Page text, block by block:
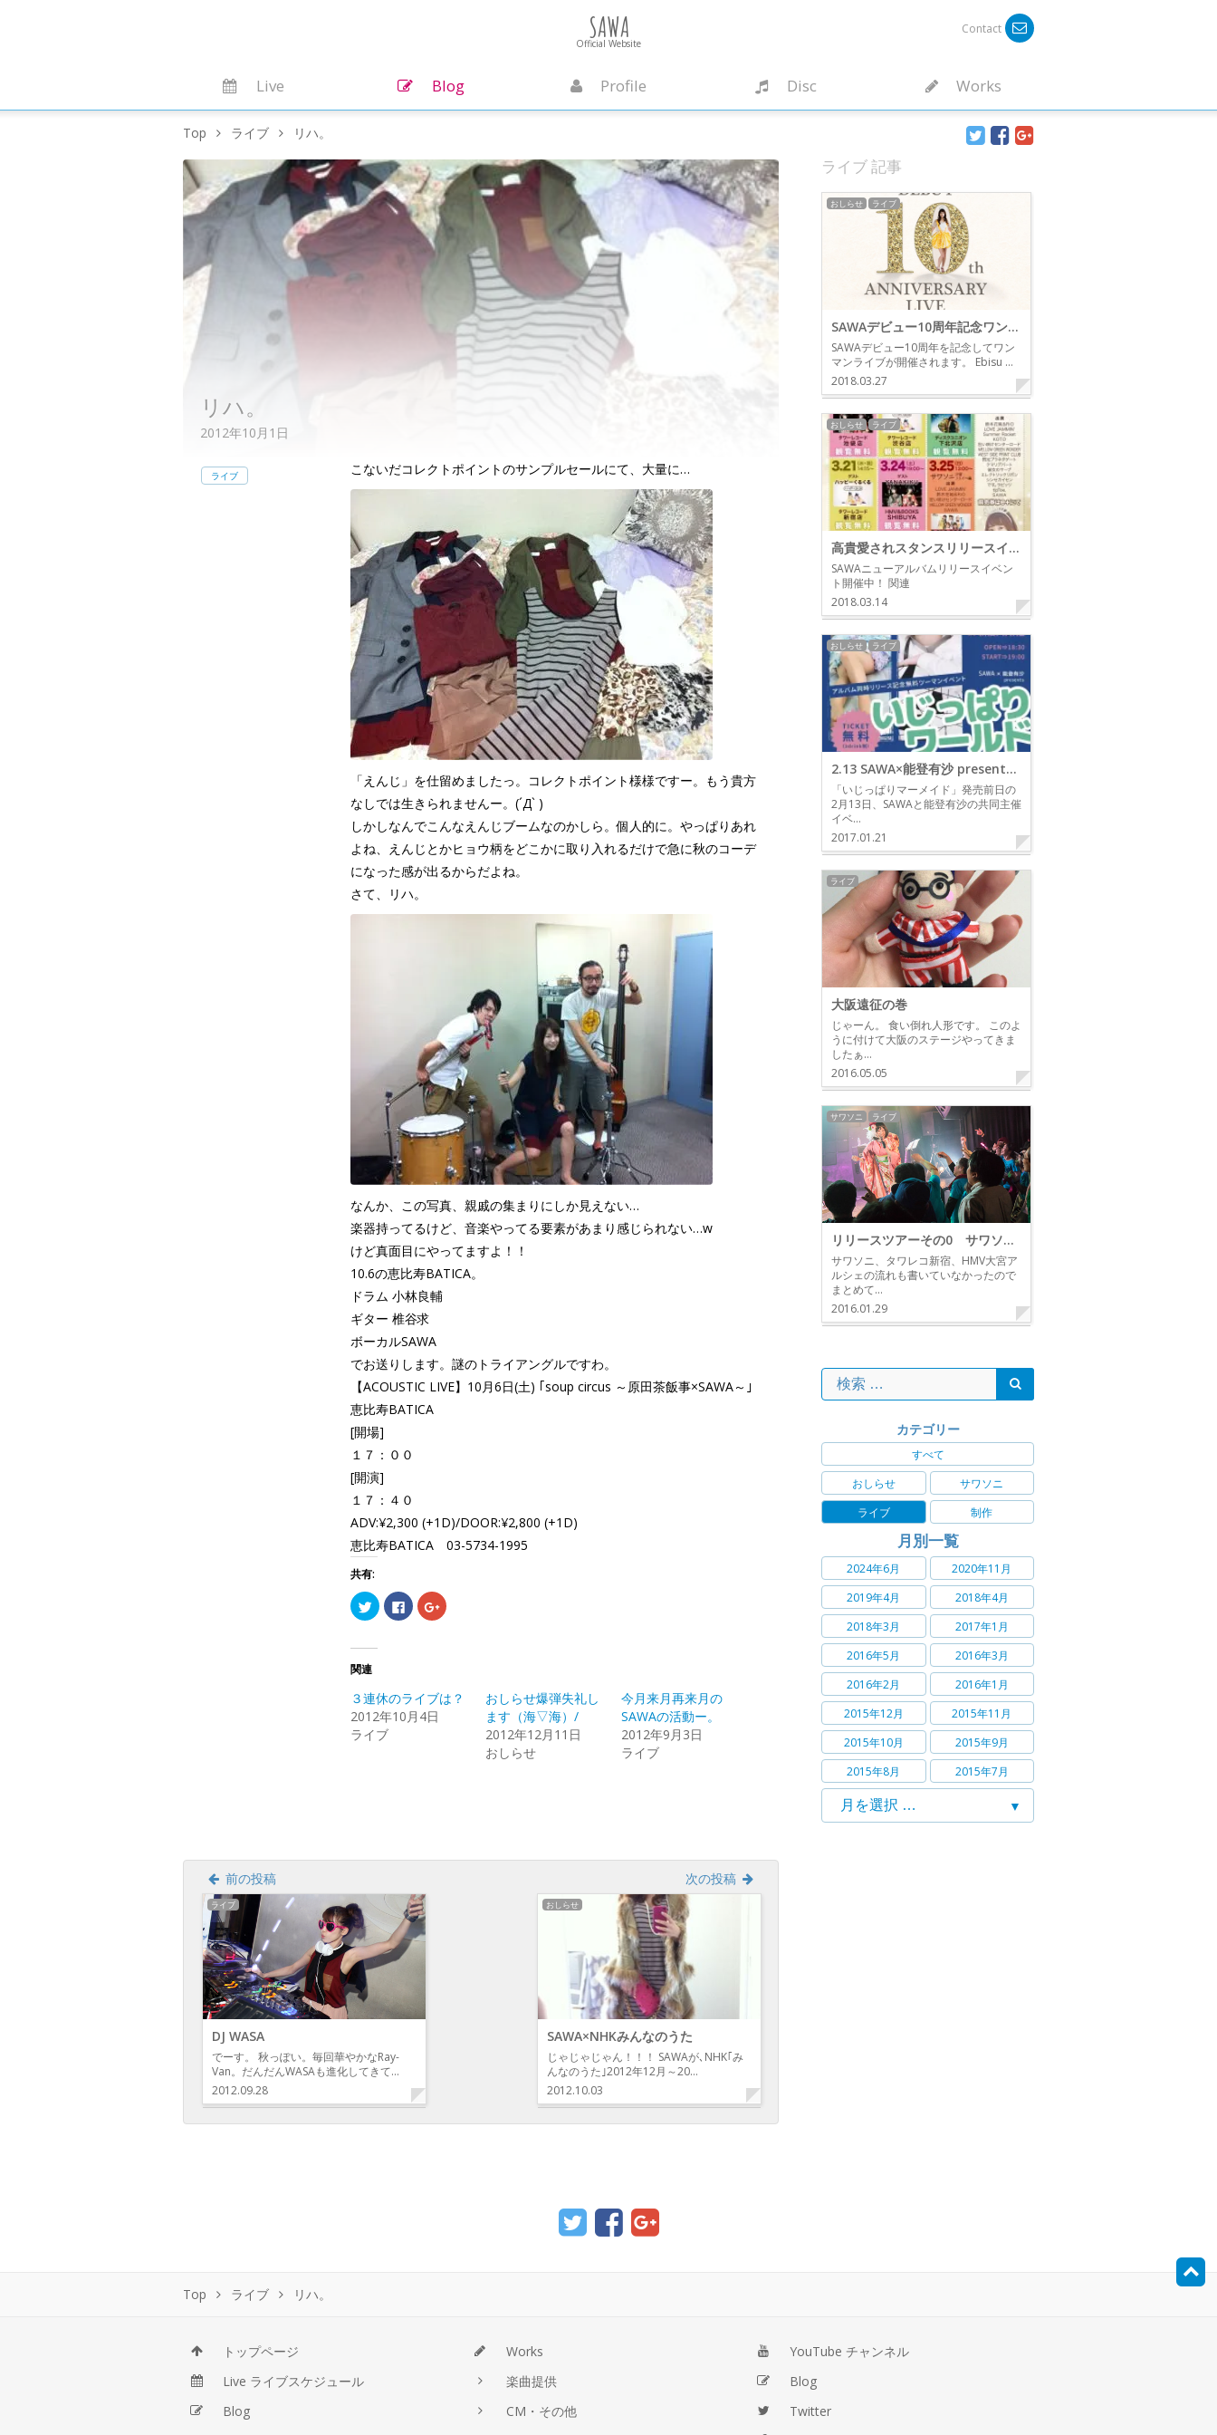
Contact
SAWA
Official Website
Live Blog Profile Disc Works
Top ライブ リハ。
リハ。
2012年10月1日
ライブ こないだコレクトポイントのサンプルセールにて、大量に…
「えんじ」を仕留めましたっ。コレクトポイント様様ですー。もう貴方
なしでは生きられませんー。(´Д` )
しかしなんでこんなえんじブームなのかしら。個人的に。やっぱりあれ
よね、えんじとかヒョウ柄をどこかに取り入れるだけで急に秋のコーデ
になった感が出るからだよね。
さて、リハ。
なんか、この写真、親戚の集まりにしか見えない…
楽器持ってるけど、音楽やってる要素があまり感じられない…w
けど真面目にやってますよ！！
10.6の恵比寿BATICA。
ドラム 小林良輔
ギター 椎谷求
ボーカルSAWA
でお送りします。謎のトライアングルですわ。
【ACOUSTIC LIVE】10月6日(土) ｢soup circus ～原田茶飯事×SAWA～｣
恵比寿BATICA
[開場]
１７：００
[開演]
１７：４０
ADV:¥2,300 (+1D)/DOOR:¥2,800 (+1D)
恵比寿BATICA 03-5734-1995
共有:
ク
リ
し
共
有
(新
し
い
ウ
Facebook
で
リ
ッ
ク
ド
開
き
ま
す)
ク
リ
有
関連
３連休のライブは？
2012年10月4日
ライブ
おしらせ爆弾失礼し
ます（海▽海）/
2012年12月11日
おしらせ
今月来月再来月の
SAWAの活動ー。
2012年9月3日
ライブ
前の投稿
ライブ
DJ WASA
でーす。 秋っぽい。毎回華やかなRay-
Van。だんだんWASAも進化してきて…
2012.09.28
次の投稿
おしらせ
SAWA×NHKみんなのうた
じゃじゃじゃん！！！ SAWAが､NHK｢み
んなのうた｣2012年12月～20…
2012.10.03
ライブ 記事
おしらせ ライブ
SAWAデビュー10周年記念ワンマンライブ
SAWAデビュー10周年を記念してワン
マンライブが開催されます。 Ebisu …
2018.03.27
おしらせ ライブ
高貴愛されスタンスリリースイベント
SAWAニューアルバムリリースイベン
ト開催中！ 関連
2018.03.14
おしらせ ライブ
2.13 SAWA×能登有沙 presents アルバム同時リリース記念無料ツーマンイベント「いじっぱりワールド」
「いじっぱりマーメイド」発売前日の
2月13日、SAWAと能登有沙の共同主催
イベ…
2017.01.21
ライブ
大阪遠征の巻
じゃーん。 食い倒れ人形です。 このよ
うに付けて大阪のステージやってきま
したぁ…
2016.05.05
サワソニ ライブ
リリースツアーその0 サワソニ、タワレコ新宿
サワソニ、タワレコ新宿、HMV大宮ア
ルシェの流れも書いていなかったので
まとめて…
2016.01.29
カテゴリー
すべて
おしらせ
サワソニ
ライブ
制作
月別一覧
2024年6月
2020年11月
2019年4月
2018年4月
2018年3月
2017年1月
2016年5月
2016年3月
2016年2月
2016年1月
2015年12月
2015年11月
2015年10月
2015年9月
2015年8月
2015年7月
Top ライブ リハ。
トップページ
Live ライブスケジュール
Blog
Works
楽曲提供
CM・その他
YouTube チャンネル
Blog
Twitter